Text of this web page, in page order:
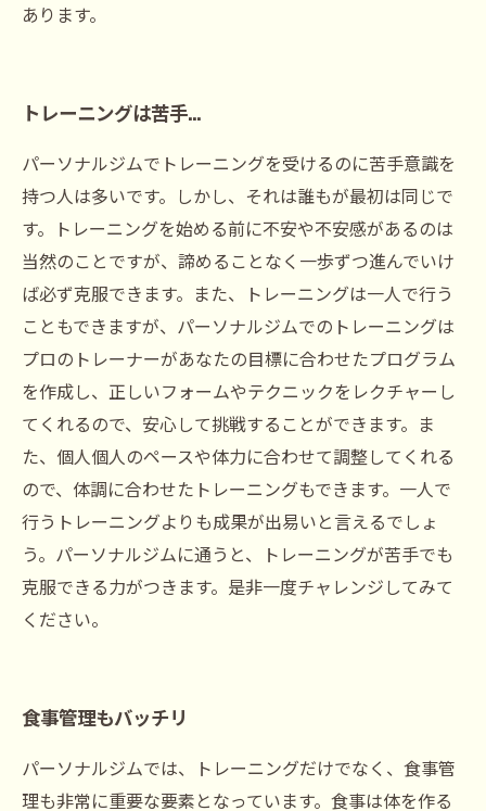
あります。
トレーニングは苦手…
パーソナルジムでトレーニングを受けるのに苦手意識を
持つ人は多いです。しかし、それは誰もが最初は同じで
す。トレーニングを始める前に不安や不安感があるのは
当然のことですが、諦めることなく一歩ずつ進んでいけ
ば必ず克服できます。また、トレーニングは一人で行う
こともできますが、パーソナルジムでのトレーニングは
プロのトレーナーがあなたの目標に合わせたプログラム
を作成し、正しいフォームやテクニックをレクチャーし
てくれるので、安心して挑戦することができます。ま
た、個人個人のペースや体力に合わせて調整してくれる
ので、体調に合わせたトレーニングもできます。一人で
行うトレーニングよりも成果が出易いと言えるでしょ
う。パーソナルジムに通うと、トレーニングが苦手でも
克服できる力がつきます。是非一度チャレンジしてみて
ください。
食事管理もバッチリ
パーソナルジムでは、トレーニングだけでなく、食事管
理も非常に重要な要素となっています。食事は体を作る